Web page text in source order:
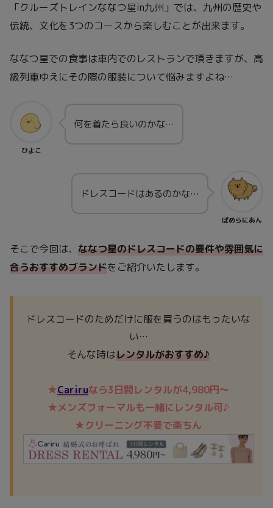
「クルーズトレインななつ星in九州」では、九州の歴史や
伝統、文化を3つのコースから楽しむことが出来ます。
ななつ星での食事は車内でのレストランで頂きますが、高
級列車ゆえにその際の服装について悩みますよね…
ひよこ
何を着たら良いのかな…
ぽめらにあん
ドレスコードはあるのかな…
そこで今回は、 ななつ星のドレスコードの要件や雰囲気に
合うおすすめブランドをご紹介いたします。
ドレスコードのためだけに服を買うのはもったいな
い…
そんな時はレンタルがおすすめ♪
★Cariruなら3日間レンタルが4,980円～
★メンズフォーマルも一緒にレンタル可♪
★クリーニング不要で楽ちん